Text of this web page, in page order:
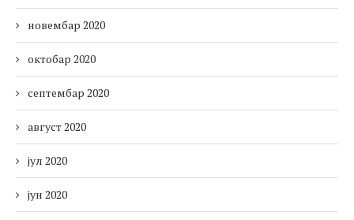
новембар 2020
октобар 2020
септембар 2020
август 2020
јул 2020
јун 2020